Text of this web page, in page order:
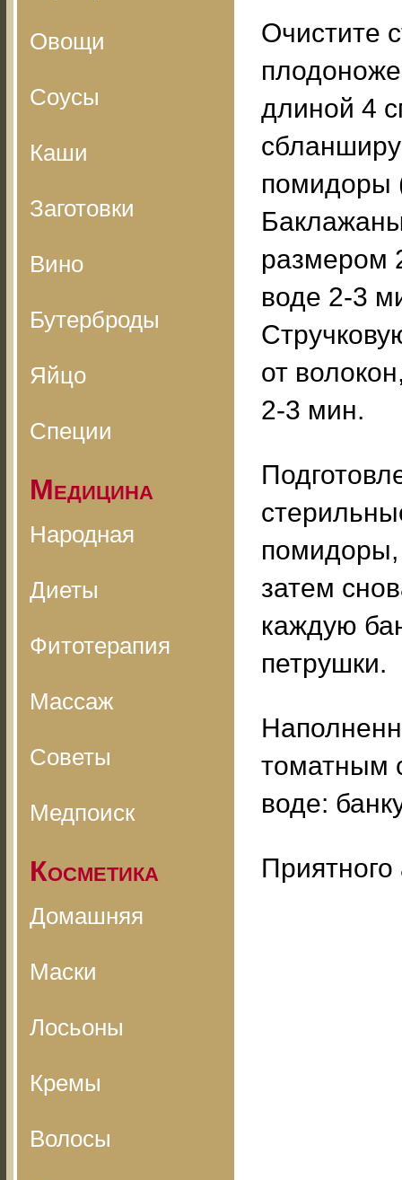
Овощи
Соусы
Каши
Заготовки
Вино
Бутерброды
Яйцо
Специи
Медицина
Народная
Диеты
Фитотерапия
Массаж
Советы
Медпоиск
Косметика
Домашняя
Маски
Лосьоны
Кремы
Волосы
Очистите
длиной 4
помидоры
размером
воде 2-3
от
2-3 мин.
затем
каждую
петрушки.
томатным
воде:
Приятного